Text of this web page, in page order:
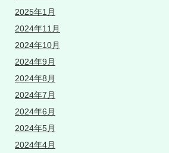
2025年1月
2024年11月
2024年10月
2024年9月
2024年8月
2024年7月
2024年6月
2024年5月
2024年4月